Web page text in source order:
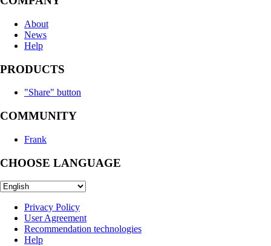
About
News
Help
PRODUCTS
"Share" button
COMMUNITY
Frank
CHOOSE LANGUAGE
Privacy Policy
User Agreement
Recommendation technologies
Help